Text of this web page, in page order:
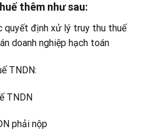
thêm như sau:
quyết định xử lý truy thu thuế
doanh nghiệp hạch toán
TNDN:
TNDN
phải nộp